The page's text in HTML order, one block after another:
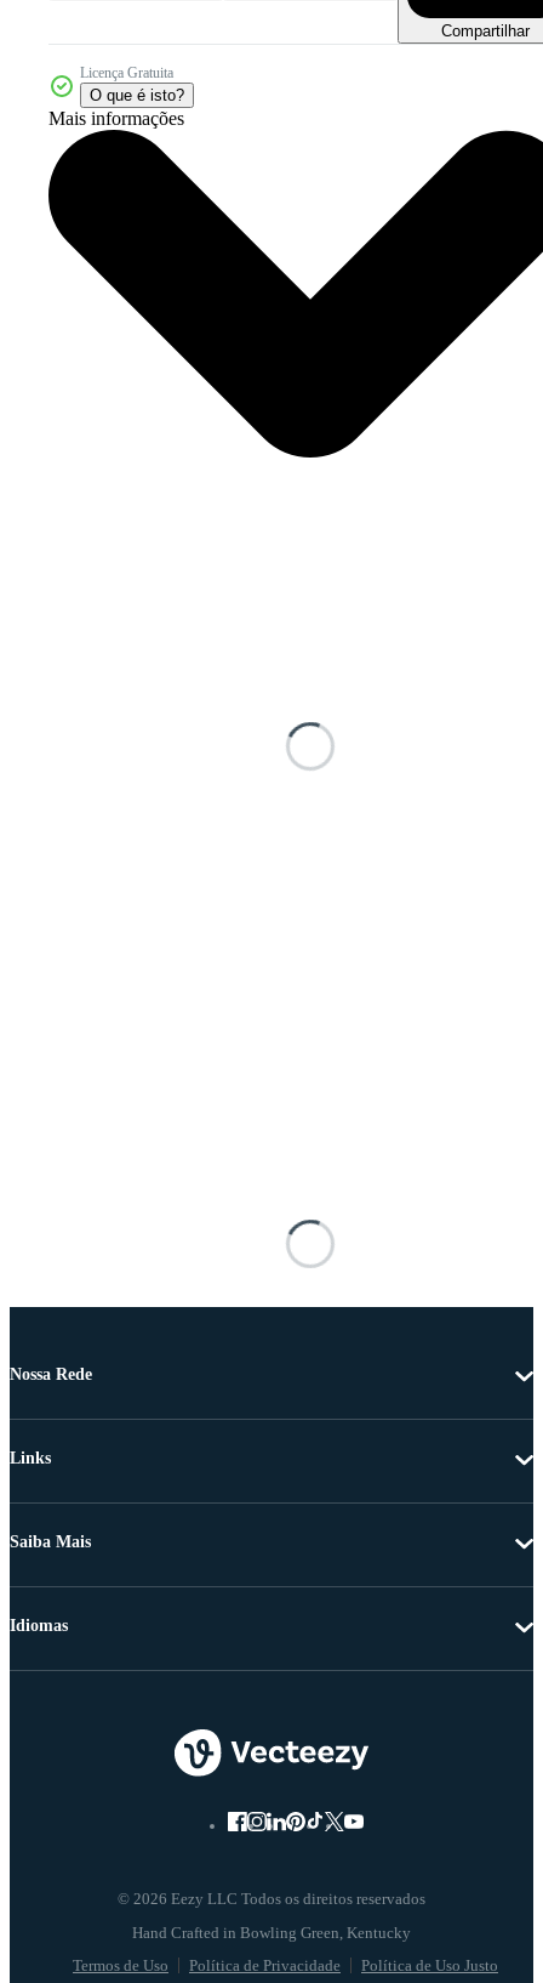
Compartilhar
Licença Gratuita
O que é isto?
Mais informações
Nossa Rede
Links
Saiba Mais
© 2026 Eezy LLC Todos os direitos reservados
Termos de Uso Política de Privacidade Política de Uso Justo
Idiomas